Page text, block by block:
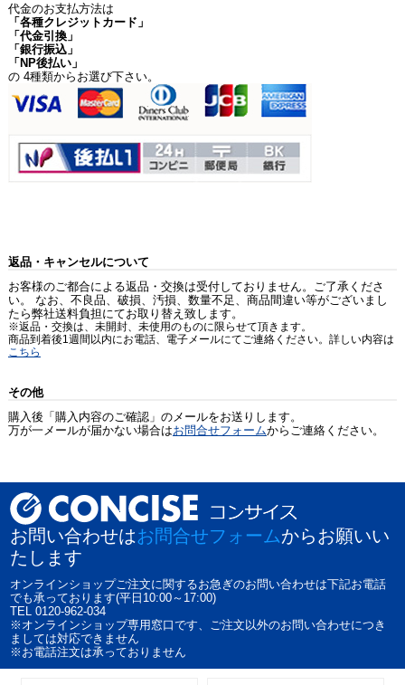
代金のお支払方法は
「各種クレジットカード」
「代金引換」
「銀行振込」
「NP後払い」
の 4種類からお選び下さい。
返品・キャンセルについて
お客様のご都合による返品・交換は受付しておりません。ご了承くださ
い。 なお、不良品、破損、汚損、数量不足、商品間違い等がございまし
たら弊社送料負担にてお取り替え致します。
※返品・交換は、未開封、未使用のものに限らせて頂きます。
商品到着後1週間以内にお電話、電子メールにてご連絡ください。詳しい内容は
こちら
その他
購入後「購入内容のご確認」のメールをお送りします。
万が一メールが届かない場合はお問合せフォームからご連絡ください。
お問い合わせはお問合せフォームからお願いい
たします
オンラインショップご注文に関するお急ぎのお問い合わせは下記お電話
でも承っております(平日10:00～17:00)
TEL 0120-962-034
※オンラインショップ専用窓口です、ご注文以外のお問い合わせにつき
ましては対応できません
※お電話注文は承っておりません